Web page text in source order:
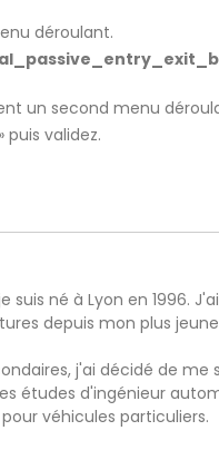
déroulant.
un second menu
» puis validez.
suis né à Lyon en 1996.
depuis mon plus
j'ai décidé de
études d'ingénieur
véhicules particuliers.